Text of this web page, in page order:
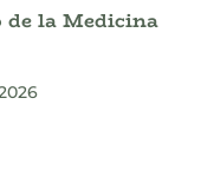
de la Medicina